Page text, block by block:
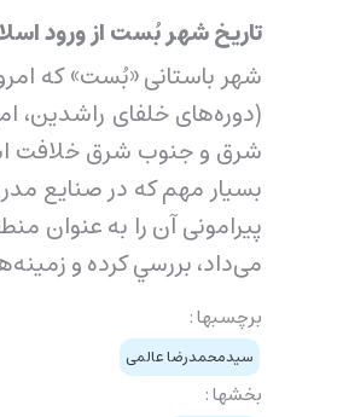
تاریخ شهر بُست از ورود
شهر باستانی «بُست» که
(دوره‌های خلفای راشدین،
شرق و جنوب شرق خلافت
بسیار مهم که در صنایع
پیرامونی آن را به عنوان
می‌داد، بررسي کرده و
برچسبها :
سیدمحمدرضا عالمی
بخشها :